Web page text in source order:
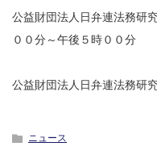
公益財団法人日弁連法務研
００分～午後５時００分
公益財団法人日弁連法務研
ニュース